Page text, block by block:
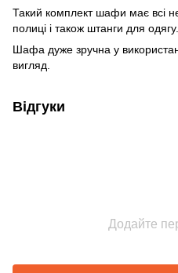
Такий комплект шафи має всі
полиці і також штанги для одягу.
Шафа дуже зручна у
вигляд.
Відгуки
Додайте